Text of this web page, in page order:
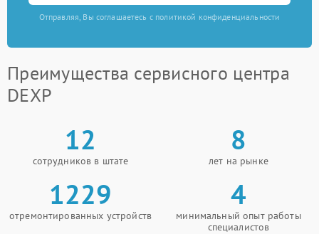
Отправляя, Вы соглашаетесь с политикой конфиденциальности
Преимущества сервисного центра
DEXP
12
сотрудников в штате
8
лет на рынке
1229
отремонтированных устройств
4
минимальный опыт работы
специалистов